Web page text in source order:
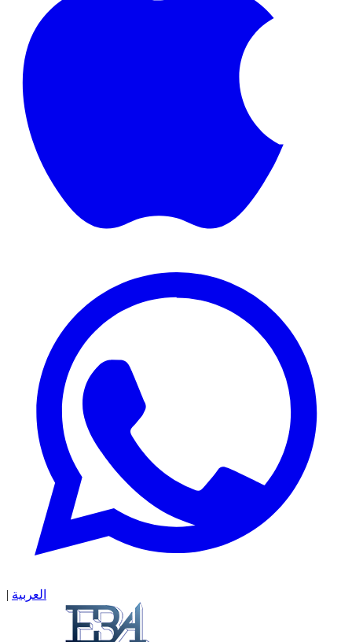
| العربية